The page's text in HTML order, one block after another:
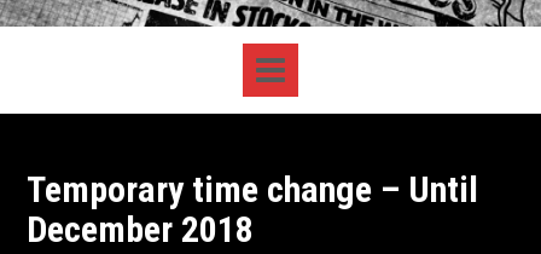
Temporary time change – Until
December 2018